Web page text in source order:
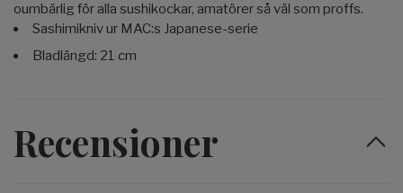
oumbärlig för alla sushikockar, amatörer så väl som proffs.
Sashimikniv ur MAC:s Japanese-serie
Bladlängd: 21 cm
Recensioner